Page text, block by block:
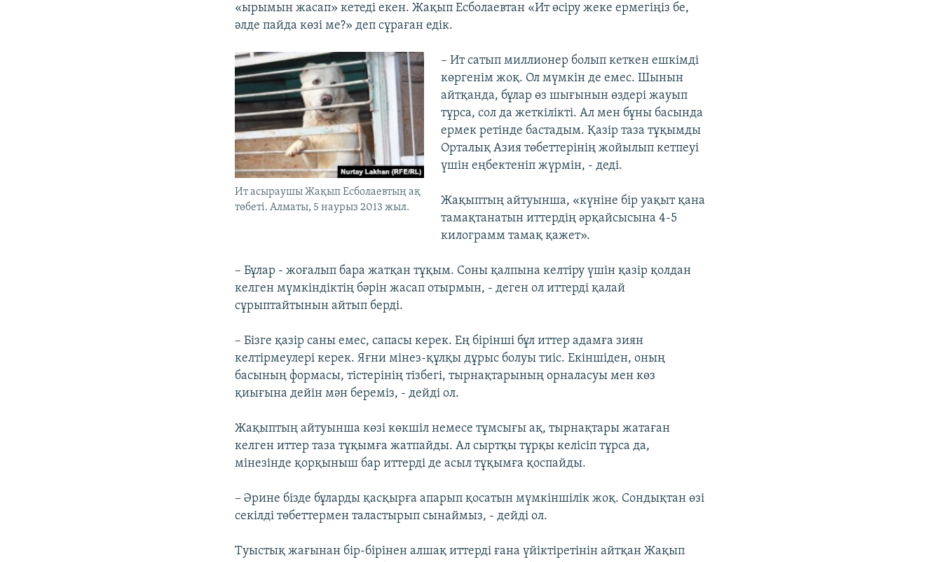
«ырымын жасап» кетеді екен. Жақып Есболаевтан «Ит өсіру жеке ермегіңіз бе,
әлде пайда көзі ме?» деп сұраған едік.
Ит асыраушы Жақып Есболаевтың ақ
төбеті. Алматы, 5 наурыз 2013 жыл.
– Ит сатып миллионер болып кеткен ешкімді
көргенім жоқ. Ол мүмкін де емес. Шынын
айтқанда, бұлар өз шығынын өздері жауып
тұрса, сол да жеткілікті. Ал мен бұны басында
ермек ретінде бастадым. Қазір таза тұқымды
Орталық Азия төбеттерінің жойылып кетпеуі
үшін еңбектеніп жүрмін, - деді.
Жақыптың айтуынша, «күніне бір уақыт қана
тамақтанатын иттердің әрқайсысына 4-5
килограмм тамақ қажет».
– Бұлар - жоғалып бара жатқан тұқым. Соны қалпына келтіру үшін қазір қолдан
келген мүмкіндіктің бәрін жасап отырмын, - деген ол иттерді қалай
сұрыптайтынын айтып берді.
– Бізге қазір саны емес, сапасы керек. Ең бірінші бұл иттер адамға зиян
келтірмеулері керек. Яғни мінез-құлқы дұрыс болуы тиіс. Екіншіден, оның
басының формасы, тістерінің тізбегі, тырнақтарының орналасуы мен көз
қиығына дейін мән береміз, - дейді ол.
Жақыптың айтуынша көзі көкшіл немесе тұмсығы ақ, тырнақтары жатаған
келген иттер таза тұқымға жатпайды. Ал сыртқы тұрқы келісіп тұрса да,
мінезінде қорқыныш бар иттерді де асыл тұқымға қоспайды.
– Әрине бізде бұларды қасқырға апарып қосатын мүмкіншілік жоқ. Сондықтан өзі
секілді төбеттермен таластырып сынаймыз, - дейді ол.
Туыстық жағынан бір-бірінен алшақ иттерді ғана үйіктіретінін айтқан Жақып